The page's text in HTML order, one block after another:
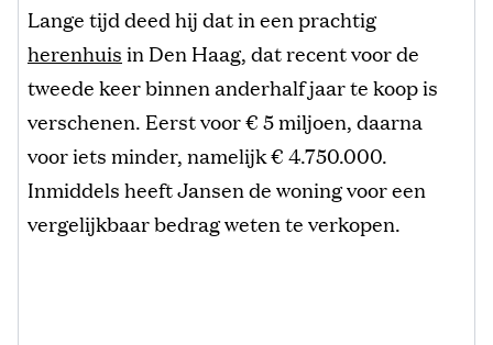
Lange tijd deed hij dat in een prachtig
herenhuisin Den Haag, dat recent voor de
tweede keer binnen anderhalf jaar te koop is
verschenen. Eerst voor € 5 miljoen, daarna
voor iets minder, namelijk € 4.750.000.
Inmiddels heeft Jansen de woning voor een
vergelijkbaar bedrag weten te verkopen.